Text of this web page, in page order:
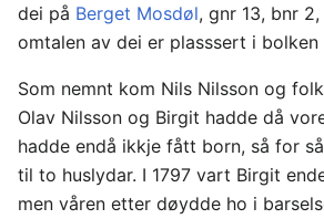
dei på Berget Mosdøl, gnr 13, bnr
omtalen av dei er plasssert i
Som nemnt kom Nils Nilsson og
Olav Nilsson og Birgit hadde då
hadde endå ikkje fått born, så for
til to huslydar. I 1797 vart Birgit
men våren etter døydde ho i